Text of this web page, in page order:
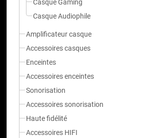
Casque Gaming
Casque Audiophile
Amplificateur casque
Accessoires casques
Enceintes
Accessoires enceintes
Sonorisation
Accessoires sonorisation
Haute fidélité
Accessoires HIFI